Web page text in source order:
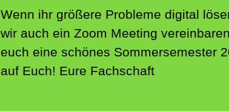
Wenn ihr größere Probleme digital
wir auch ein Zoom Meeting
euch eine schönes Sommersemester
auf Euch! Eure Fachschaft